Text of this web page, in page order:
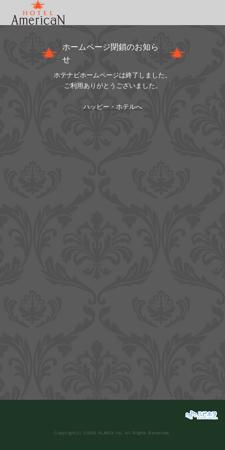
ホームページ閉鎖のお知ら
せ
ホテナビホームページは終了しました。
ご利用ありがとうございました。
ハッピー・ホテルへ
Copyright(c) USEN-ALMEX inc, All Rights Reserved.